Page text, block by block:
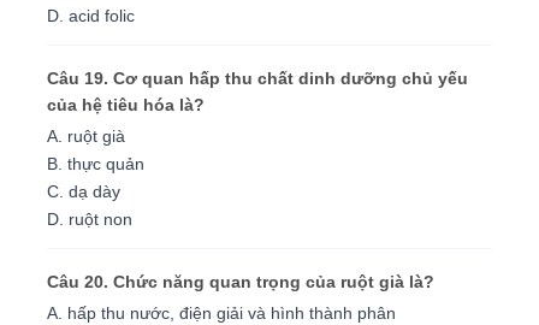
D. acid folic
Câu 19. Cơ quan hấp thu chất dinh dưỡng chủ yếu
của hệ tiêu hóa là?
A. ruột già
B. thực quản
C. dạ dày
D. ruột non
Câu 20. Chức năng quan trọng của ruột già là?
A. hấp thu nước, điện giải và hình thành phân